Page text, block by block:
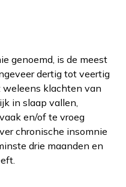
genoemd, is de meest
dertig tot veertig
klachten van
in slaap vallen,
en/of te vroeg
chronische insomnie
drie maanden en